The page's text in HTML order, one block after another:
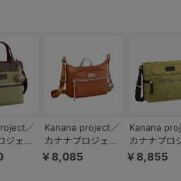
／
ジェク
ョルダ
Kanana project／
カナナプロジェク
ト PJ-15 ショルダ
￥8,085
Kanana
カナナプロ
ト カナナモ
￥8,855